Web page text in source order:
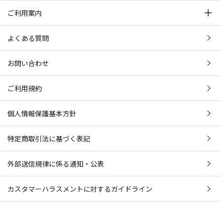
ご利用案内
よくある質問
お問い合わせ
ご利用規約
個人情報保護基本方針
特定商取引法に基づく表記
外部送信規律に係る通知・公表
カスタマーハラスメントに対するガイドライン